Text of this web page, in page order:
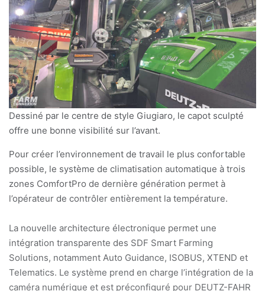
Dessiné par le centre de style Giugiaro, le capot sculpté
offre une bonne visibilité sur l’avant.
Pour créer l’environnement de travail le plus confortable
possible, le système de climatisation automatique à trois
zones ComfortPro de dernière génération permet à
l’opérateur de contrôler entièrement la température.
La nouvelle architecture électronique permet une
intégration transparente des SDF Smart Farming
Solutions, notamment Auto Guidance, ISOBUS, XTEND et
Telematics. Le système prend en charge l’intégration de la
caméra numérique et est préconfiguré pour DEUTZ-FAHR